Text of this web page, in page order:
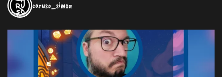
caruso_simon